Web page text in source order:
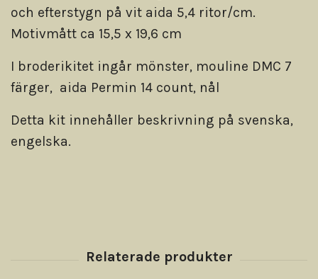
och efterstygn på vit aida 5,4 ritor/cm.
Motivmått ca 15,5 x 19,6 cm
I broderikitet ingår mönster, mouline DMC 7
färger, aida Permin 14 count, nål
Detta kit innehåller beskrivning på svenska,
engelska.